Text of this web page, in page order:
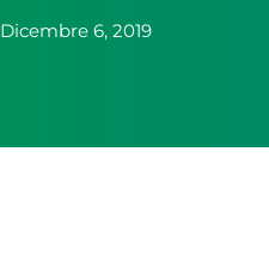
Dicembre 6, 2019